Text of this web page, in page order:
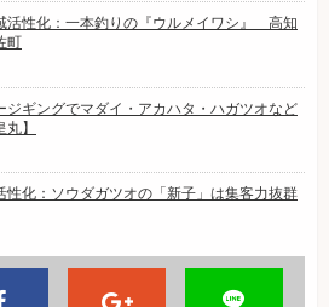
活性化：一本釣りの『ウルメイワシ』 高知
町
ジギングでマダイ・アカハタ・ハガツオなど
丸】
性化：ソウダガツオの「新子」は集客力抜群